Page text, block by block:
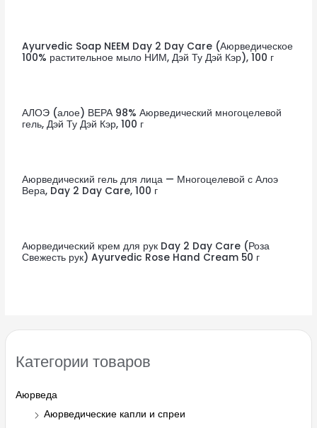
Категории товаров
Аюрведа
Аюрведические капли и спреи
Ayurvedic Soap NEEM Day 2 Day Care (Аюрведическое
100% растительное мыло НИМ, Дэй Ту Дэй Кэр), 100 г
АЛОЭ (алое) ВЕРА 98% Аюрведический многоцелевой
гель, Дэй Ту Дэй Кэр, 100 г
Аюрведический гель для лица — Многоцелевой с Алоэ
Вера, Day 2 Day Care, 100 г
Аюрведический крем для рук Day 2 Day Care (Роза
Свежесть рук) Ayurvedic Rose Hand Cream 50 г